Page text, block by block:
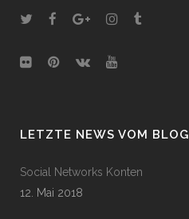
LETZTE NEWS VOM BLOG
Social Networks Konten
12. Mai 2018